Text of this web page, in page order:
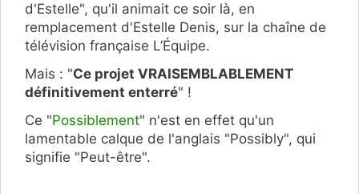
d'Estelle", qu'il animait ce soir là, en
remplacement d'Estelle Denis, sur la chaîne de
télévision française L’Équipe.
Mais : "Ce projet VRAISEMBLABLEMENT
définitivement enterré" !
Ce "Possiblement" n'est en effet qu'un
lamentable calque de l'anglais "Possibly", qui
signifie "Peut-être".